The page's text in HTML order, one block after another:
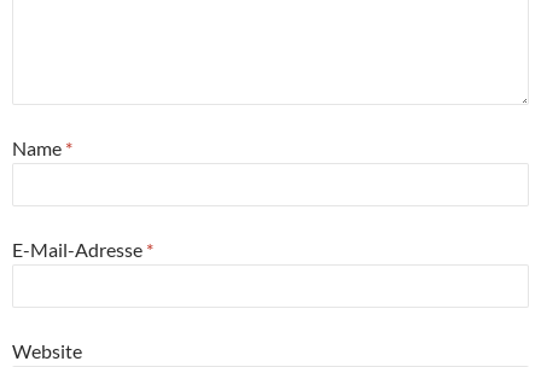
Name *
E-Mail-Adresse *
Website